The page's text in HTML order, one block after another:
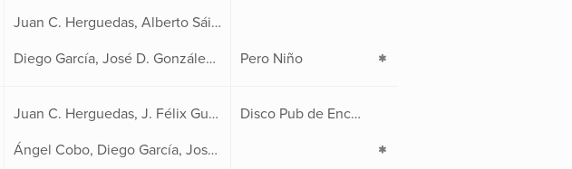
Juan C. Herguedas, Alberto Sáiz G., José Félix Gutiérrez, Germán Peña y Luis Fernández L.
Diego García, José D. González, Manuel Herrero, Fidel A. López, José Mª Mora, Benito Ortiz, Jesús Oteo, Diego Martínez, Carlos García, Francisco Crespo y Cristian Rasilla Pero Niño
Juan C. Herguedas, J. Félix Gutiérrez, Germán Peña, Manuel Fdez. Obregón y Juan Ángel Sánchez
Disco Pub de Encuentro
Ángel Cobo, Diego García, José D. González, Manuel Herrero, Fidel A. López, José Mª Mora, Benito Ortiz, Jesús Oteo y Cristian Portilla